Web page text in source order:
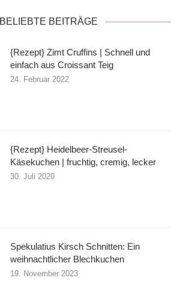
BELIEBTE BEITRÄGE
{Rezept} Zimt Cruffins | Schnell und
einfach aus Croissant Teig
24. Februar 2022
{Rezept} Heidelbeer-Streusel-
Käsekuchen | fruchtig, cremig, lecker
30. Juli 2020
Spekulatius Kirsch Schnitten: Ein
weihnachtlicher Blechkuchen
19. November 2023